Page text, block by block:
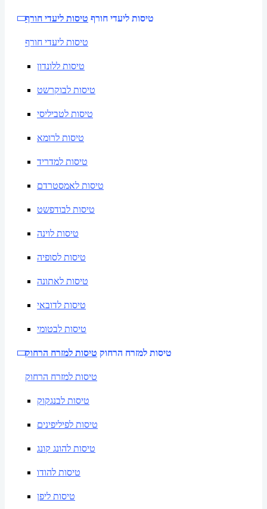
טיסות ליעדי חורף טיסות ליעדי חורף
טיסות ליעדי חורף
טיסות ללונדון
טיסות לבוקרשט
טיסות לטביליסי
טיסות לרומא
טיסות למדריד
טיסות לאמסטרדם
טיסות לבודפשט
טיסות לוינה
טיסות לסופיה
טיסות לאתונה
טיסות לדובאי
טיסות לבטומי
טיסות למזרח הרחוק טיסות למזרח הרחוק
טיסות למזרח הרחוק
טיסות לבנגקוק
טיסות לפיליפינים
טיסות להונג קונג
טיסות להודו
טיסות ליפן